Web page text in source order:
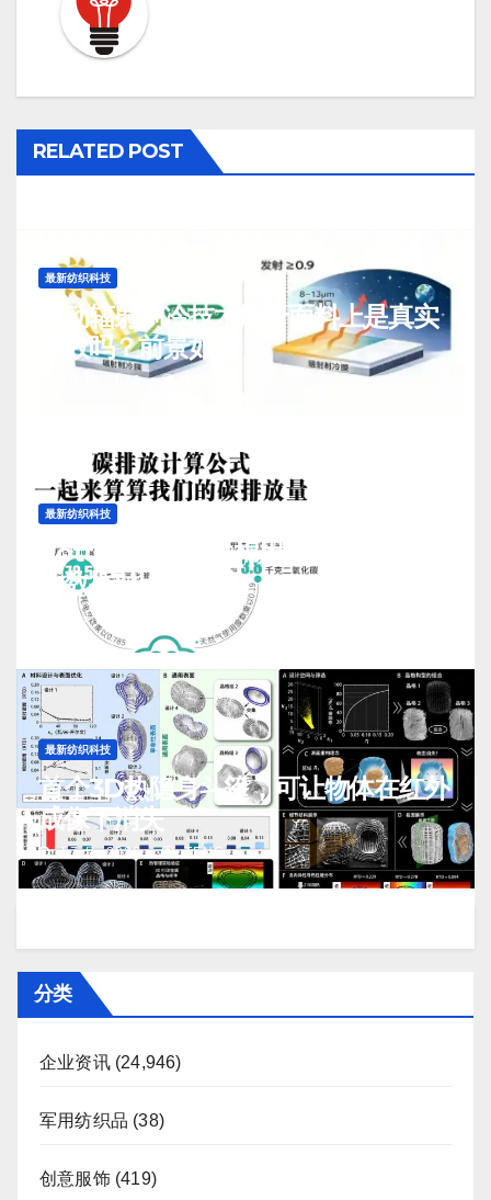
RELATED POST
最新纺织科技
被动辐射制冷技术用于面料上是真实
有效吗？前景如何？
J 8 月, 2026
最新纺织科技
Cotton-Sim仿生棉用水排污及碳排
放数据对比与测算
J 7 月, 2026
最新纺织科技
首个3D热隐身斗篷，可让物体在红外
成像下消失
J 7 月, 2026 TENG
分类
企业资讯(24,946)
军用纺织品 (38)
创意服饰(419)